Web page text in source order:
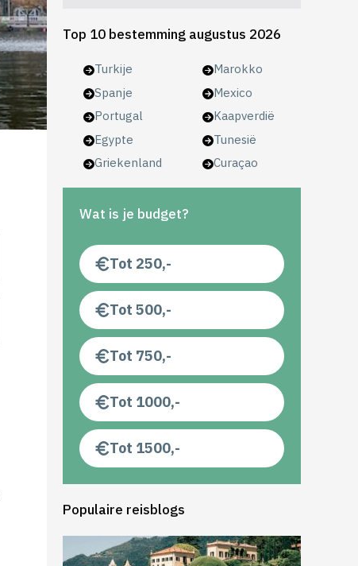
Top 10 bestemming augustus 2026
Turkije
Spanje
Portugal
Egypte
Griekenland
Marokko
Mexico
Kaapverdië
Tunesië
Curaçao
Wat is je budget?
Tot 250,-
Tot 500,-
Tot 750,-
Tot 1000,-
Tot 1500,-
Populaire reisblogs